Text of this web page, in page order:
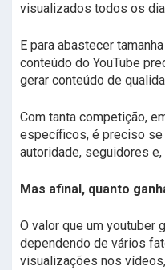
visualizados todos os
E para abastecer
conteúdo do YouTube
gerar conteúdo de
Com tanta competição,
específicos, é preciso se
autoridade, seguidores e,
Mas afinal, quanto
O valor que um youtuber
dependendo de vários
visualizações nos